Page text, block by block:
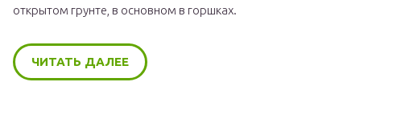
открытом грунте, в основном в горшках.
ЧИТАТЬ ДАЛЕЕ